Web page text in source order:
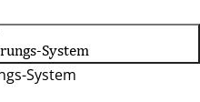
System
System